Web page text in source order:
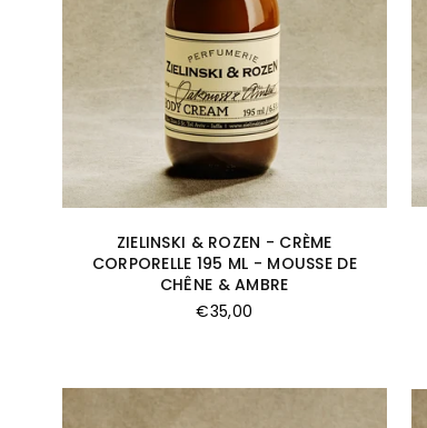
ZIELINSKI & ROZEN - CRÈME
CORPORELLE 195 ML - MOUSSE DE
CHÊNE & AMBRE
Prix
€35,00